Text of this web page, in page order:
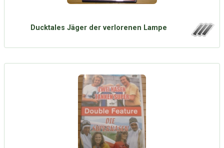
Ducktales Jäger der verlorenen Lampe